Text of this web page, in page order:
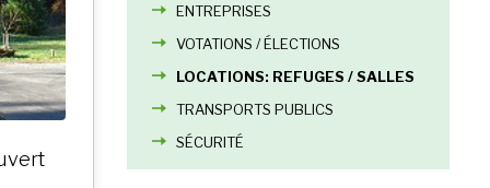
ENTREPRISES
VOTATIONS / ÉLECTIONS
LOCATIONS: REFUGES / SALLES
TRANSPORTS PUBLICS
SÉCURITÉ